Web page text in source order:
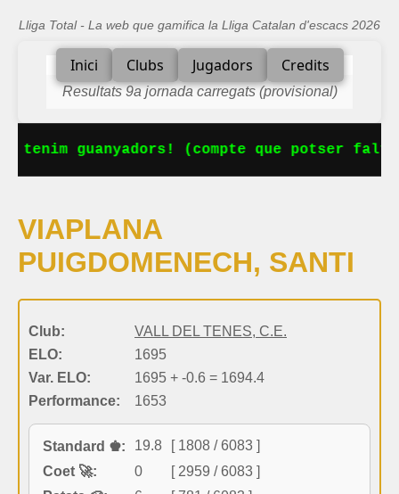
Lliga Total - La web que gamifica la Lliga Catalan d'escacs 2026
Inici Clubs Jugadors Credits
Resultats 9a jornada carregats (provisional)
tenim guanyadors! (compte que potser falta
VIAPLANA
PUIGDOMENECH, SANTI
Club:
VALL DEL TENES, C.E.
ELO:
1695
Var. ELO:
1695 + -0.6 = 1694.4
Performance:
1653
Standard ♚: 19.8
[ 1808 / 6083 ]
Coet 🚀:
0
[ 2959 / 6083 ]